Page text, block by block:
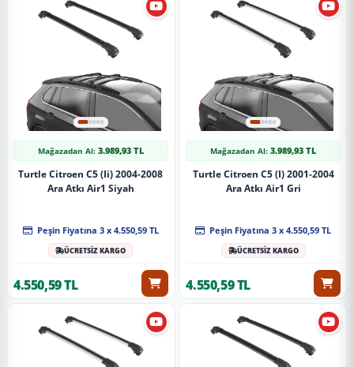
Mağazadan Al: 3.989,93 TL
Turtle Citroen C5 (Ii) 2004-2008
Ara Atkı Air1 Siyah
Peşin Fiyatına 3 x 4.550,59 TL
ÜCRETSİZ KARGO
4.550,59 TL
Mağazadan Al:3.989,93 TL
Turtle Citroen C5 (I) 2001-2004
Ara Atkı Air1 Gri
Peşin Fiyatına 3 x 4.550,59 TL
ÜCRETSİZ KARGO
4.550,59 TL